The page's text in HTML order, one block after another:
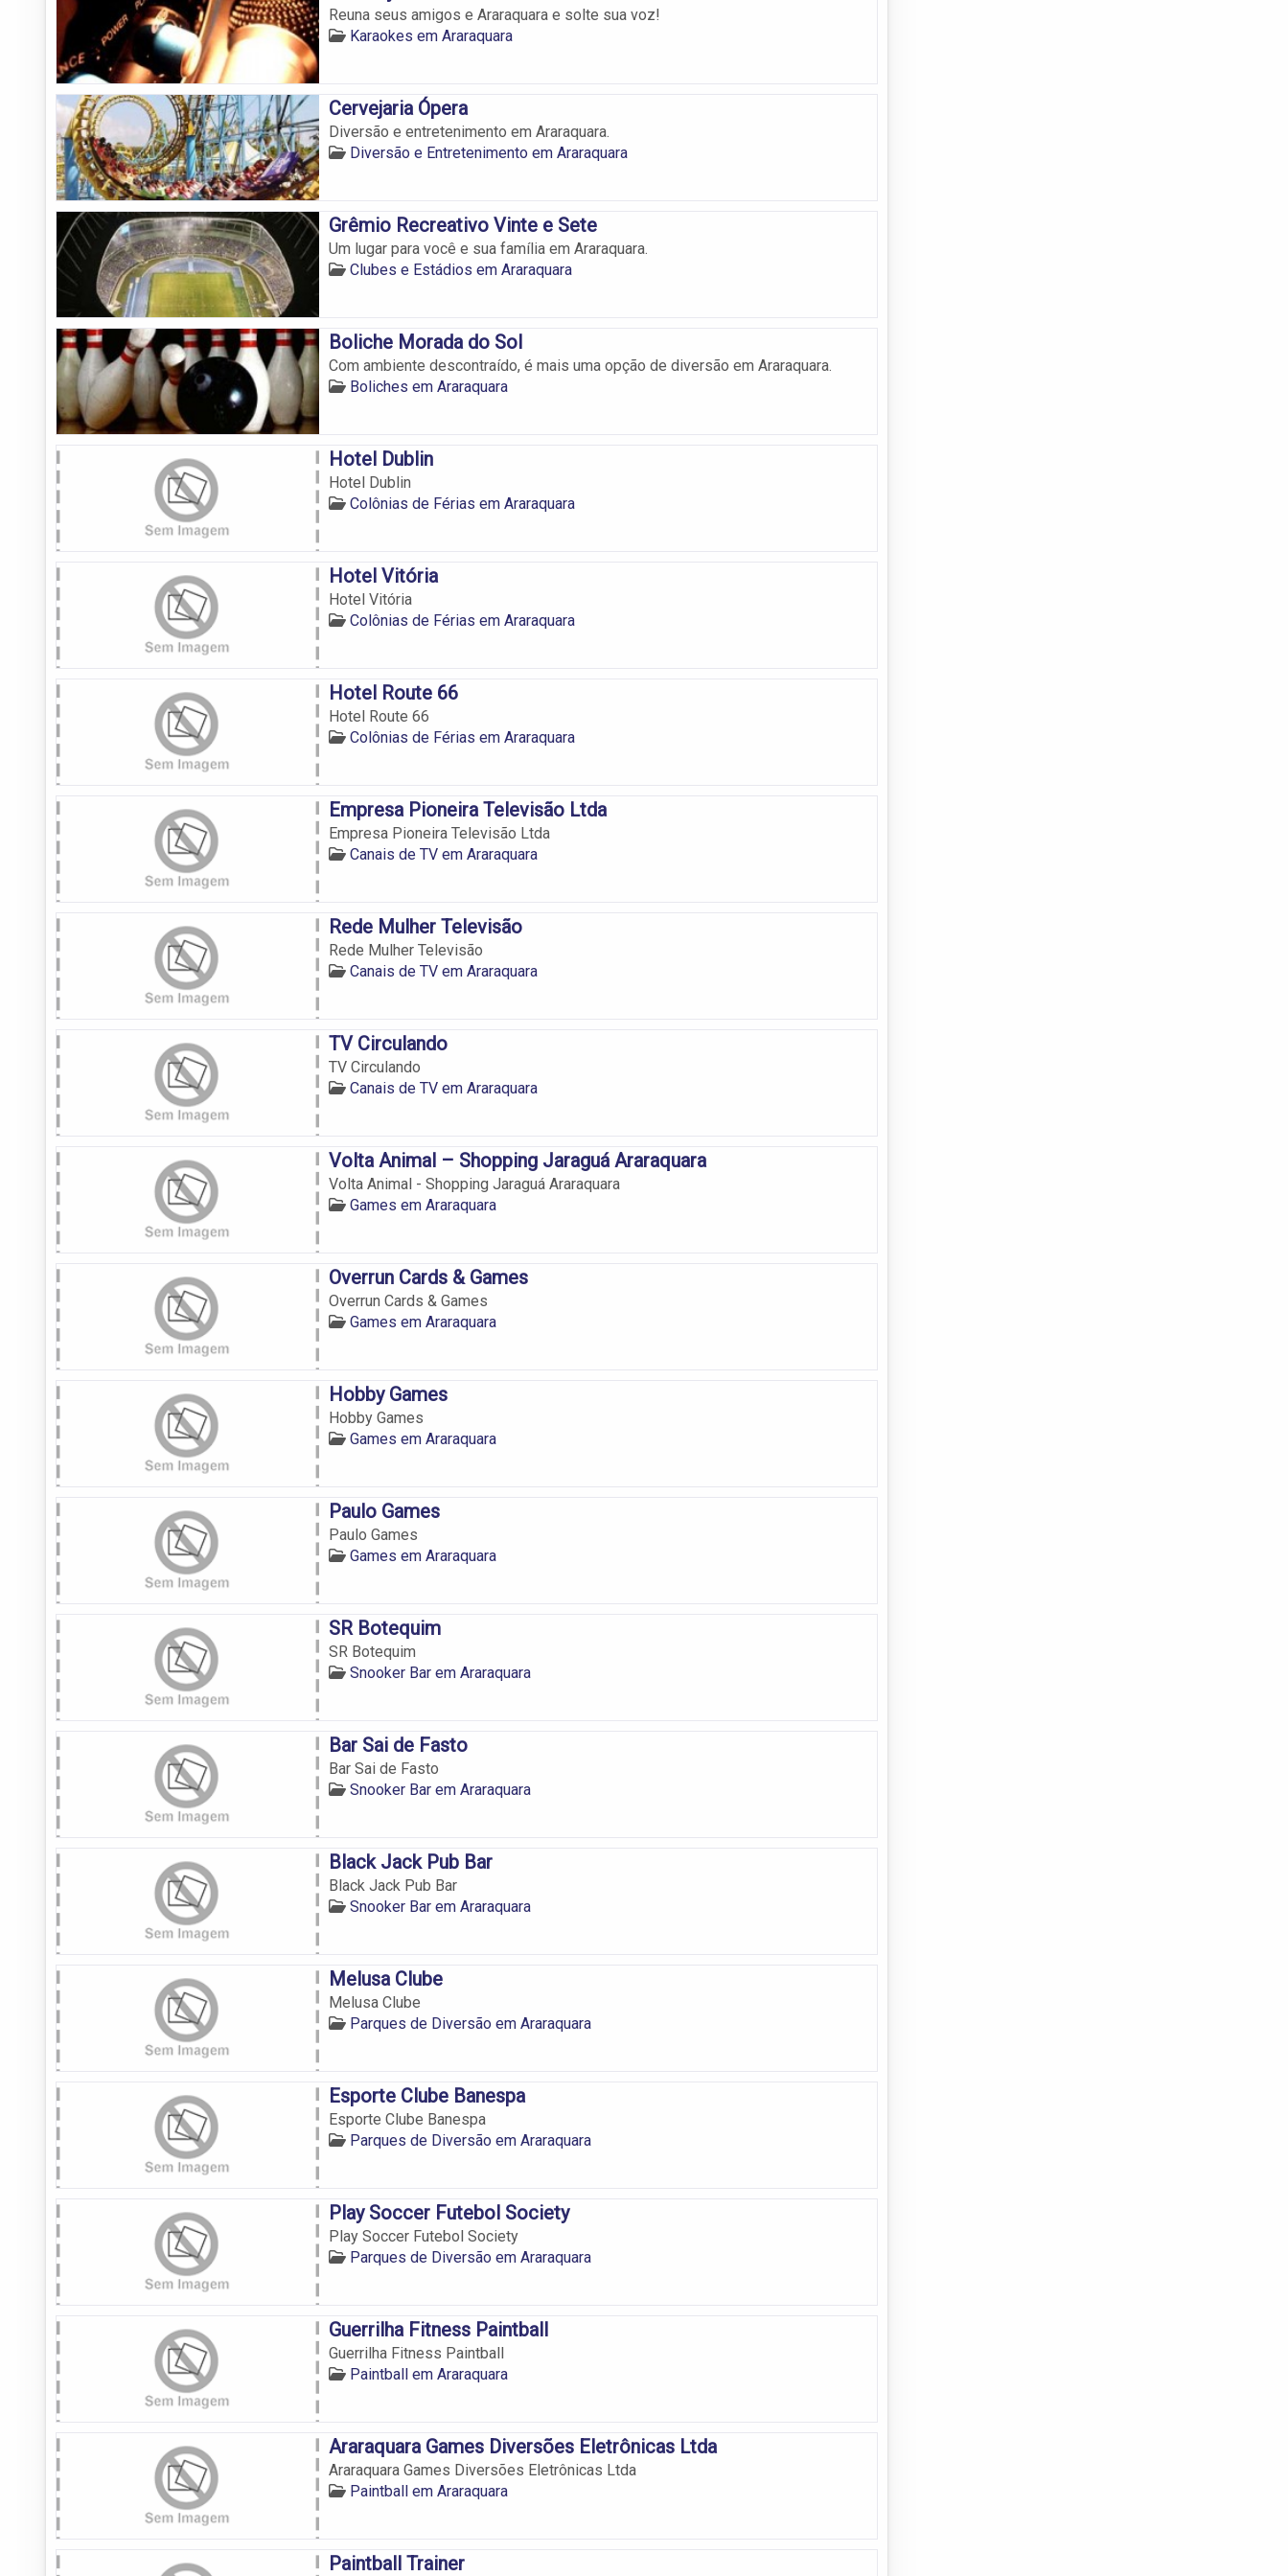
Reuna seus amigos e Araraquara e solte sua voz!
Karaokes em Araraquara
Cervejaria Ópera
Diversão e entretenimento em Araraquara.
Diversão e Entretenimento em Araraquara
Grêmio Recreativo Vinte e Sete
Um lugar para você e sua família em Araraquara.
Clubes e Estádios em Araraquara
Boliche Morada do Sol
Com ambiente descontraído, é mais uma opção de diversão em Araraquara.
Boliches em Araraquara
Hotel Dublin
Hotel Dublin
Colônias de Férias em Araraquara
Hotel Vitória
Hotel Vitória
Colônias de Férias em Araraquara
Hotel Route 66
Hotel Route 66
Colônias de Férias em Araraquara
Empresa Pioneira Televisão Ltda
Empresa Pioneira Televisão Ltda
Canais de TV em Araraquara
Rede Mulher Televisão
Rede Mulher Televisão
Canais de TV em Araraquara
TV Circulando
TV Circulando
Canais de TV em Araraquara
Volta Animal – Shopping Jaraguá Araraquara
Volta Animal - Shopping Jaraguá Araraquara
Games em Araraquara
Overrun Cards & Games
Overrun Cards & Games
Games em Araraquara
Hobby Games
Hobby Games
Games em Araraquara
Paulo Games
Paulo Games
Games em Araraquara
SR Botequim
SR Botequim
Snooker Bar em Araraquara
Bar Sai de Fasto
Bar Sai de Fasto
Snooker Bar em Araraquara
Black Jack Pub Bar
Black Jack Pub Bar
Snooker Bar em Araraquara
Melusa Clube
Melusa Clube
Parques de Diversão em Araraquara
Esporte Clube Banespa
Esporte Clube Banespa
Parques de Diversão em Araraquara
Play Soccer Futebol Society
Play Soccer Futebol Society
Parques de Diversão em Araraquara
Guerrilha Fitness Paintball
Guerrilha Fitness Paintball
Paintball em Araraquara
Araraquara Games Diversões Eletrônicas Ltda
Araraquara Games Diversões Eletrônicas Ltda
Paintball em Araraquara
Paintball Trainer